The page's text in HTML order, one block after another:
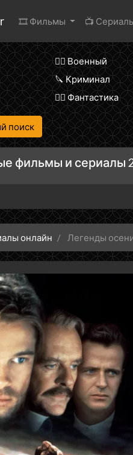
🎞 Фильмы 📺
👨‍✈️ Военный
🔪 Криминал
🧙‍♀️ Фантастика
поиск
фильмы и сериалы
онлайн Легенды